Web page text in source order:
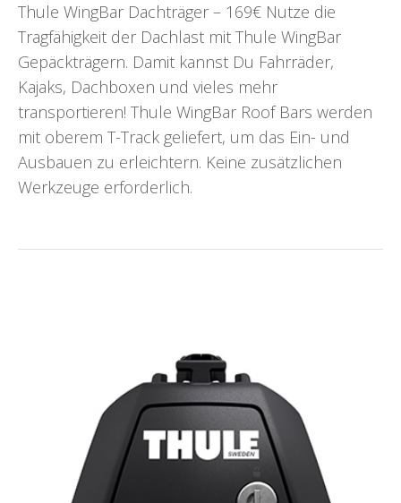
Thule WingBar Dachträger – 169€ Nutze die
Tragfähigkeit der Dachlast mit Thule WingBar
Gepäckträgern. Damit kannst Du Fahrräder,
Kajaks, Dachboxen und vieles mehr
transportieren! Thule WingBar Roof Bars werden
mit oberem T-Track geliefert, um das Ein- und
Ausbauen zu erleichtern. Keine zusätzlichen
Werkzeuge erforderlich.